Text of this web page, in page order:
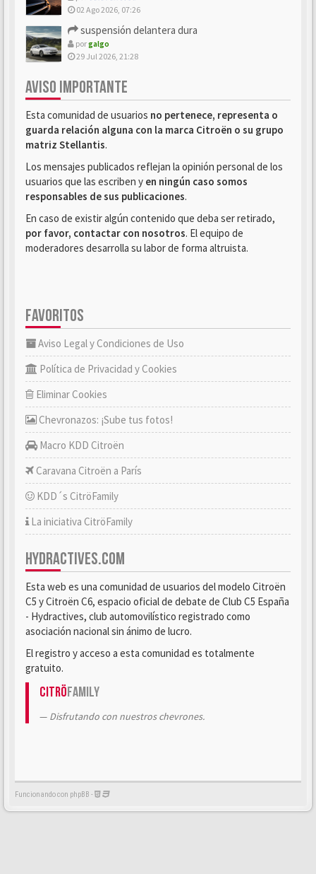
02 Ago 2026, 07:26
suspensión delantera dura
porgalgo
29 Jul 2026, 21:28
AVISO IMPORTANTE
Esta comunidad de usuarios no pertenece, representa o
guarda relación alguna con la marca Citroën o su grupo
matriz Stellantis.
Los mensajes publicados reflejan la opinión personal de los
usuarios que las escriben y en ningún caso somos
responsables de sus publicaciones.
En caso de existir algún contenido que deba ser retirado,
por favor, contactar con nosotros. El equipo de
moderadores desarrolla su labor de forma altruista.
FAVORITOS
Aviso Legal y Condiciones de Uso
Política de Privacidad y Cookies
Eliminar Cookies
Chevronazos: ¡Sube tus fotos!
Macro KDD Citroën
Caravana Citroën a París
KDD´s CitröFamily
La iniciativa CitröFamily
HYDRACTIVES.COM
Esta web es una comunidad de usuarios del modelo Citroën
C5 y Citroën C6, espacio oficial de debate de Club C5 España
- Hydractives, club automovilístico registrado como
asociación nacional sin ánimo de lucro.
El registro y acceso a esta comunidad es totalmente
gratuito.
CitröFamily
Disfrutando con nuestros chevrones.
Funcionando con phpBB -